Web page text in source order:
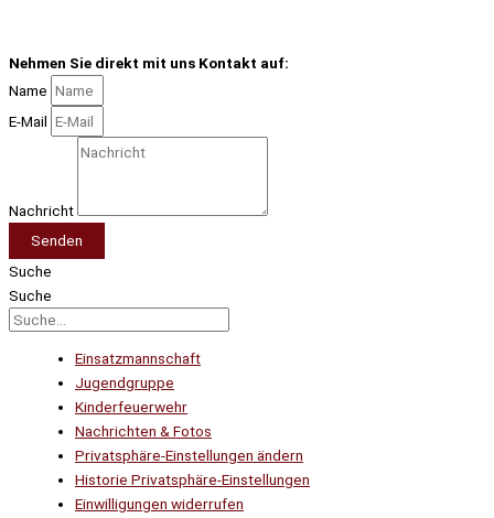
Nehmen Sie direkt mit uns Kontakt auf:
Name
E-Mail
Nachricht
Senden
Suche
Suche
Einsatzmannschaft
Jugendgruppe
Kinderfeuerwehr
Nachrichten & Fotos
Privatsphäre-Einstellungen ändern
Historie Privatsphäre-Einstellungen
Einwilligungen widerrufen